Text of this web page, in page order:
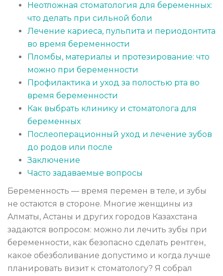
Неотложная стоматология для беременных:
что делать при сильной боли
Лечение кариеса, пульпита и периодонтита
во время беременности
Пломбы, материалы и протезирование: что
можно при беременности
Профилактика и уход за полостью рта во
время беременности
Как выбрать клинику и стоматолога для
беременных
Послеоперационный уход и лечение зубов
до родов или после
Заключение
Часто задаваемые вопросы
Беременность — время перемен в теле, и зубы
не остаются в стороне. Многие женщины из
Алматы, Астаны и других городов Казахстана
задаются вопросом: можно ли лечить зубы при
беременности, как безопасно сделать рентген,
какое обезболивание допустимо и когда лучше
планировать визит к стоматологу? Я собрал